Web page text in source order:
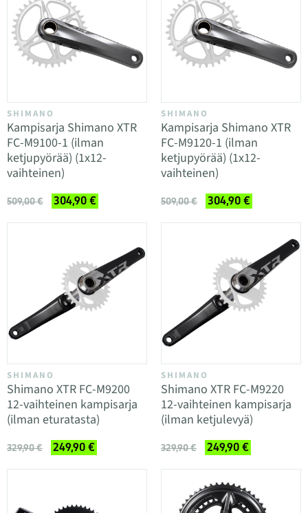
SHIMANO
Kampisarja Shimano XTR
FC-M9100-1 (ilman
ketjupyörää) (1x12-
vaihteinen)
509,00 € 304,90 €
SHIMANO
Kampisarja Shimano XTR
FC-M9120-1 (ilman
ketjupyörää) (1x12-
vaihteinen)
509,00 € 304,90 €
SHIMANO
Shimano XTR FC-M9200
12-vaihteinen kampisarja
(ilman eturatasta)
329,90 € 249,90 €
SHIMANO
Shimano XTR FC-M9220
12-vaihteinen kampisarja
(ilman ketjulevyä)
329,90 € 249,90 €